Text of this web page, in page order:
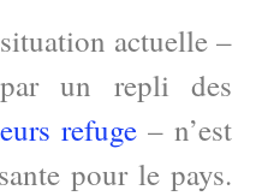
actuelle –
un repli des
refuge – n’est
pour le pays.